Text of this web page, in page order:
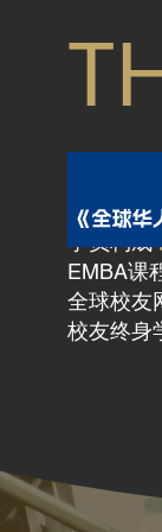
学员构成
EMBA课
全球校友
校友终身